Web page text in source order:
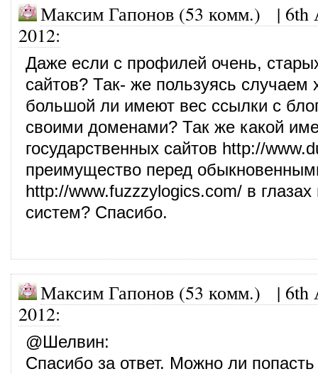
Максим Гапонов (53 комм.) | 6th
2012:
Даже если с профилей очень,
сайтов? Так- же пользуясь случаем
большой ли имеют вес ссылки с
своими доменами? Так же какой
государственных сайтов http://
преимущество перед
http://www.fuzzzylogics.com/ в
систем? Спасибо.
Максим Гапонов (53 комм.) | 6th
2012:
@Шелвин:
Спасибо за ответ. Можно ли